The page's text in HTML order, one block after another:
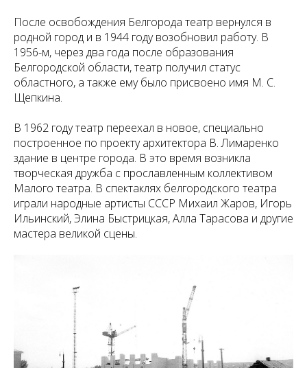
После освобождения Белгорода театр вернулся в
родной город и в 1944 году возобновил работу. В
1956-м, через два года после образования
Белгородской области, театр получил статус
областного, а также ему было присвоено имя М. С.
Щепкина.
В 1962 году театр переехал в новое, специально
построенное по проекту архитектора В. Лимаренко
здание в центре города. В это время возникла
творческая дружба с прославленным коллективом
Малого театра. В спектаклях белгородского театра
играли народные артисты СССР Михаил Жаров, Игорь
Ильинский, Элина Быстрицкая, Алла Тарасова и другие
мастера великой сцены.